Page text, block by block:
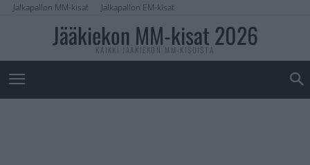
Jalkapallon MM-kisat Jalkapallon EM-kisat
Jääkiekon MM-kisat 2026
KAIKKI JÄÄKIEKON MM-KISOISTA